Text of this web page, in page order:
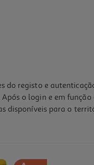
registo e
o login e em
disponíveis para o